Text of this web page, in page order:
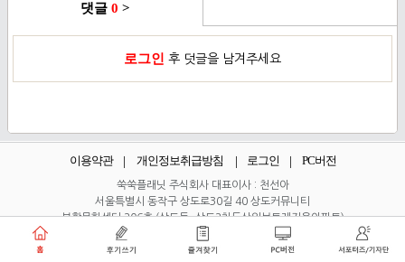
댓글 0 >
로그인 후 덧글을 남겨주세요
이용약관 개인정보취급방침 로그인 PC버전
쑥쑥플래닛 주식회사 대표이사 : 천선아
서울특별시 동작구 상도로30길 40 상도커뮤니티
복합문화센터 206호 (상도동, 상도2차두산위브트레지움아파트)
angel8467@gmail.com